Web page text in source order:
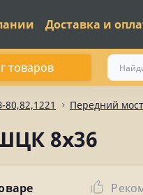
Доставка и
товаров
Передний
8х36